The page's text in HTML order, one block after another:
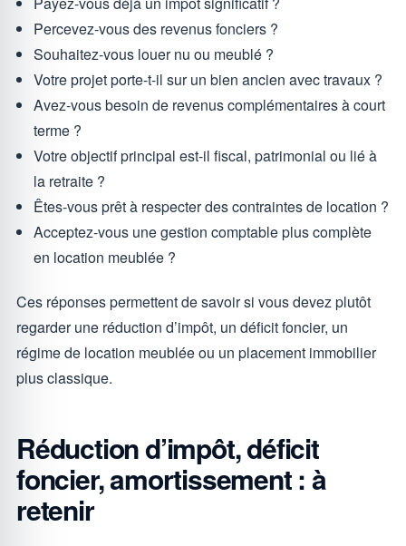
Percevez-vous des revenus fonciers ?
Souhaitez-vous louer nu ou meublé ?
Votre projet porte-t-il sur un bien ancien avec travaux ?
Avez-vous besoin de revenus complémentaires à court
terme ?
Votre objectif principal est-il fiscal, patrimonial ou lié à
la retraite ?
Êtes-vous prêt à respecter des contraintes de location ?
Acceptez-vous une gestion comptable plus complète
en location meublée ?
Ces réponses permettent de savoir si vous devez plutôt
regarder une réduction d’impôt, un déficit foncier, un
régime de location meublée ou un placement immobilier
plus classique.
Réduction d’impôt, déficit
foncier, amortissement : à
retenir